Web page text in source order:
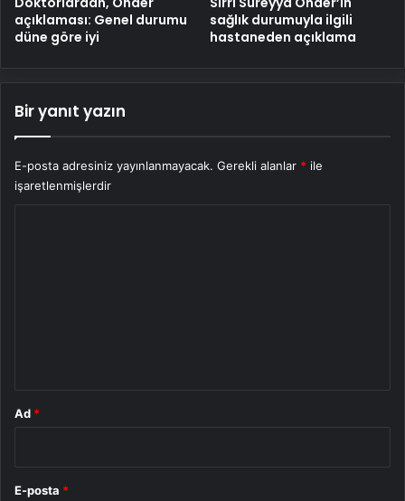
açıklaması: Genel durumu
düne göre iyi
sağlık durumuyla ilgili
hastaneden açıklama
Bir yanıt yazın
E-posta adresiniz yayınlanmayacak. Gerekli alanlar * ile
işaretlenmişlerdir
Ad *
E-posta *